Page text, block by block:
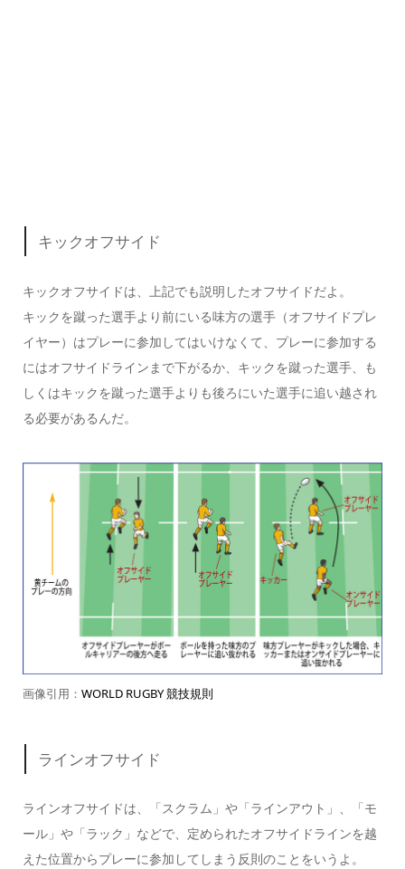
キックオフサイド
キックオフサイドは、上記でも説明したオフサイドだよ。
キックを蹴った選手より前にいる味方の選手（オフサイドプレ
イヤー）はプレーに参加してはいけなくて、プレーに参加する
にはオフサイドライン まで下がるか、キックを蹴った選手、も
しくはキックを蹴った選手よりも後ろにいた選手に追い越され
る必要があるんだ。
画像引用： WORLD RUGBY 競技規則
ラインオフサイド
ラインオフサイドは、「スクラム」や「ラインアウト」、「モ
ール」や「ラック」などで、 定められたオフサイドラインを越
えた位置からプレーに参加してしまう反則のことをいうよ。